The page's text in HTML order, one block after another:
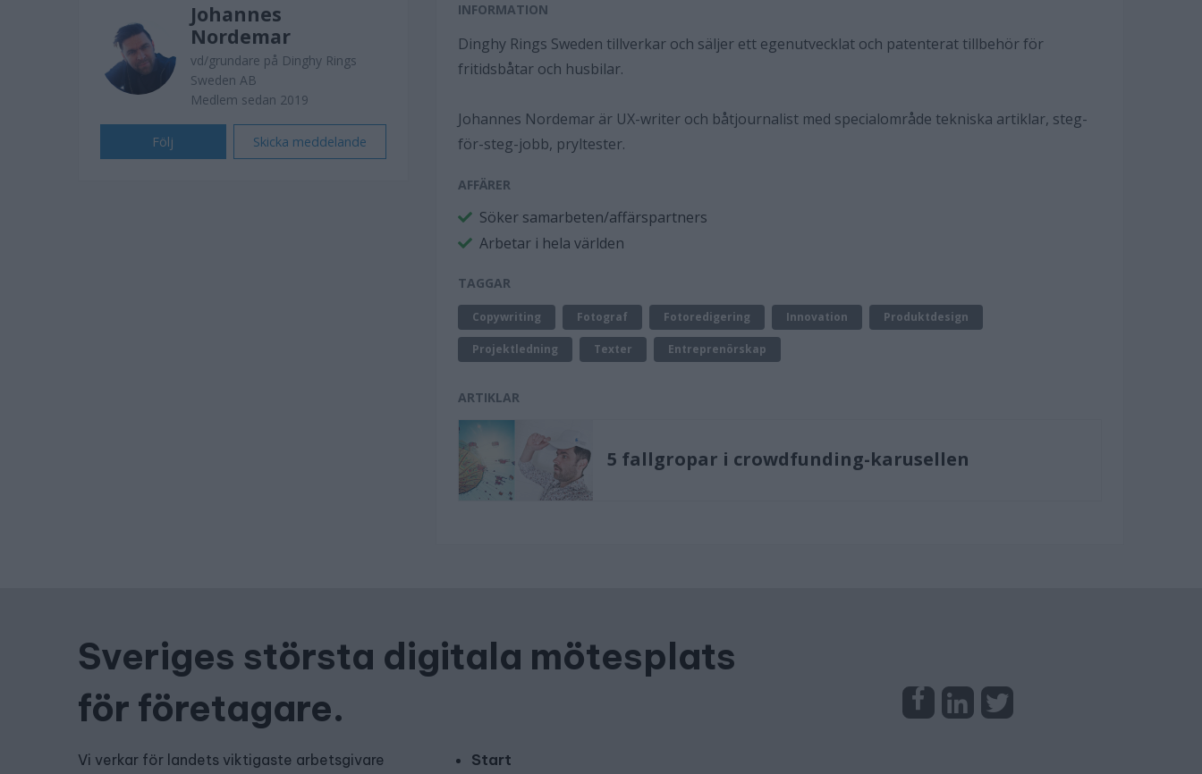
Johannes
Nordemar
vd/grundare på Dinghy Rings
Sweden AB
Medlem sedan 2019
Följ Skicka meddelande
INFORMATION
Dinghy Rings Sweden tillverkar och säljer ett egenutvecklat och patenterat tillbehör för
fritidsbåtar och husbilar.
Johannes Nordemar är UX-writer och båtjournalist med specialområde tekniska artiklar, steg-
för-steg-jobb, pryltester.
AFFÄRER
Söker samarbeten/affärspartners
Arbetar i hela världen
TAGGAR
Copywriting Fotograf Fotoredigering Innovation Produktdesign
Projektledning Texter Entreprenörskap
ARTIKLAR
5 fallgropar i crowdfunding-karusellen
Sveriges största digitala mötesplats
för företagare.
Vi verkar för landets viktigaste arbetsgivare
Start